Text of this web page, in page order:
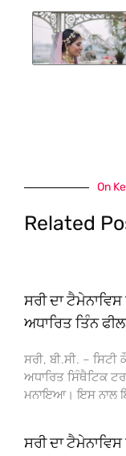
On
Related
ਸਰੀ ਦਾ
ਅਧਾਰਿਤ ਤਿੰਨ
ਸਰੀ, ਬੀ.ਸੀ. –
ਅਧਾਰਿਤ ਸਿੰਥੈਟਿਕ
ਮਨਾਇਆ। ਇਸ ਨਾਲ
ਸਰੀ ਦਾ